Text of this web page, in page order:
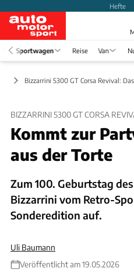
Hefte
Sportwagen Reise Van
Bizzarrini 5300 GT Corsa Revival:
BIZZARRINI 5300 GT CORSA
Kommt zur
aus der Torte
Zum 100. Geburtstag
Bizzarrini vom Retro-
Sonderedition auf.
Uli Baumann
Veröffentlicht am 19.05.2026